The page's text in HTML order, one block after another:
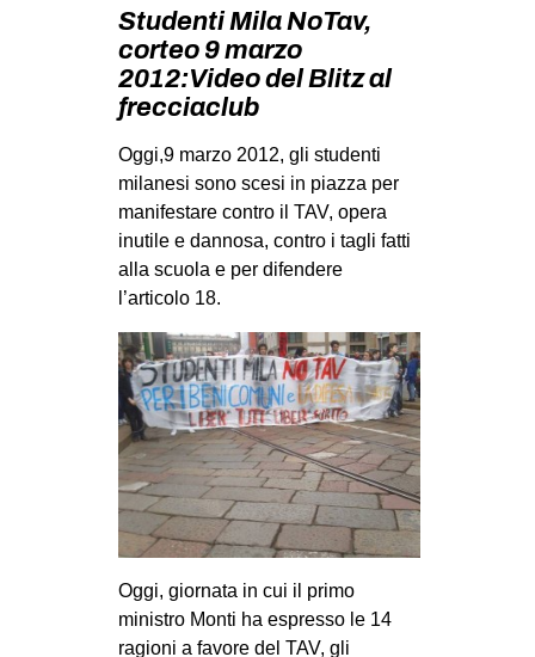
STUDENTI TSUNAMI
ZAM
MILANO
SPAZI
SPORT POPOLARE
MOVIMENTI
ANTIFASCISMO
DIRITTO ALL’ABITARE
GENERI
MIGRAZIONI
PRECARIATO
REPRESSIONE
STUDENTI
CULTURE
Studenti Mila NoTav,
corteo 9 marzo
2012:Video del Blitz al
frecciaclub
Oggi,9 marzo 2012, gli studenti
milanesi sono scesi in piazza per
manifestare contro il TAV, opera
inutile e dannosa, contro i tagli fatti
alla scuola e per difendere
l’articolo 18.
Oggi, giornata in cui il primo
ministro Monti ha espresso le 14
ragioni a favore del TAV, gli